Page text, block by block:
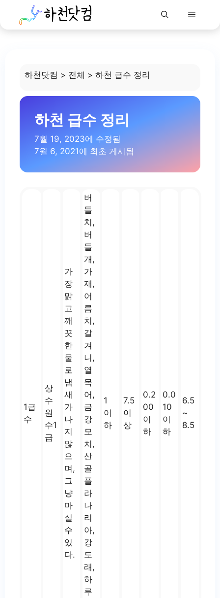
content
Menu
하천닷컴 > 전체 > 하천 급수 정리
하천 급수 정리
7월 19, 2023에 수정됨
7월 6, 2021에 최초 게시됨
1급
수
상
수
원
수1
급
가
장
맑
고
깨
끗
한
물
로
냄
새
가
나
지
않
으
며,
그
냥
마
실
수
있
다.
버
들
치,
버
들
개,
가
재,
어
름
치,
갈
겨
니,
열
목
어,
금
강
모
치,
산
골
플
라
나
리
아,
강
도
래,
하
루
1
이
하
7.5
이
상
0.2
00
이
하
0.0
10
이
하
6.5
~
8.5